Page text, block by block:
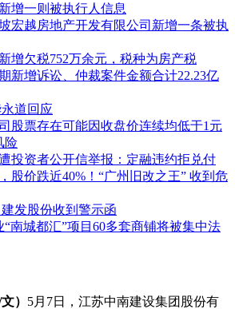
增一则被执行人信息
宏越房地产开发有限公司新增一条被执
增欠税752万余元，税种为房产税
新增诉讼、仲裁案件金额合计22.23亿
道回应
股票存在可能因收盘价连续均低于1元
险
投资者公开信举报：定融违约拒兑付
股价跌近40%！“广州旧改之王” 收到危
发股份收到警示函
“南城都汇”项目60多套商铺将被集中法
） 5月7日，江苏中南建设集团股份有